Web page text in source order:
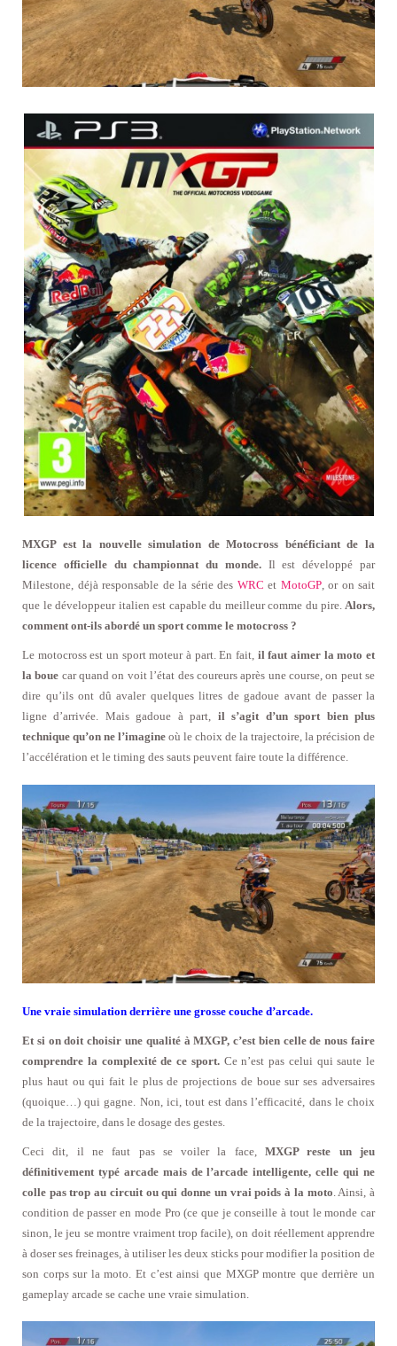
MXGP est la nouvelle simulation de Motocross bénéficiant de la
licence officielle du championnat du monde.Il est développé par
Milestone, déjà responsable de la série des WRC et MotoGP, or on sait
que le développeur italien est capable du meilleur comme du pire. Alors,
comment ont-ils abordé un sport comme le motocross ?
Le motocross est un sport moteur à part. En fait, il faut aimer la moto et
la boue car quand on voit l’état des coureurs après une course, on peut se
dire qu’ils ont dû avaler quelques litres de gadoue avant de passer la
ligne d’arrivée. Mais gadoue à part, il s’agit d’un sport bien plus
technique qu’on ne l’imagine où le choix de la trajectoire, la précision de
l’accélération et le timing des sauts peuvent faire toute la différence.
Une vraie simulation derrière une grosse couche d’arcade.
Et si on doit choisir une qualité à MXGP, c’est bien celle de nous faire
comprendre la complexité de ce sport.Ce n’est pas celui qui saute le
plus haut ou qui fait le plus de projections de boue sur ses adversaires
(quoique…) qui gagne. Non, ici, tout est dans l’efficacité, dans le choix
de la trajectoire, dans le dosage des gestes.
Ceci dit, il ne faut pas se voiler la face,MXGP reste un jeu
définitivement typé arcade mais de l’arcade intelligente, celle qui ne
colle pas trop au circuit ou qui donne un vrai poids à la moto . Ainsi, à
condition de passer en mode Pro (ce que je conseille à tout le monde car
sinon, le jeu se montre vraiment trop facile), on doit réellement apprendre
à doser ses freinages, à utiliser les deux sticks pour modifier la position de
son corps sur la moto. Et c’est ainsi que MXGP montre que derrière un
gameplay arcade se cache une vraie simulation.